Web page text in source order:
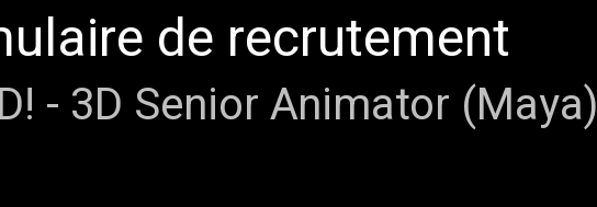
de recrutement
- 3D Senior Animator (Maya)